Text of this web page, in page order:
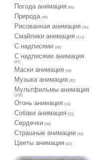
Погода анимация [45]
Природа [45]
Рисованная анимация [35]
Смайлики анимация [213]
С надписями [38]
С надписями анимация
[87]
Маски анимация [43]
Музыка анимация [82]
Мультфильмы анимация
[102]
Огонь анимация [16]
Собаки анимация [23]
Сердечки [56]
Страшные анимации [40]
Цветы анимация [82]